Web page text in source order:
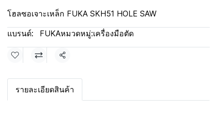
โฮลซอเจาะเหล็ก FUKA SKH51 HOLE SAW
แบรนด์: FUKAหมวดหมู่:เครื่องมือตัด
แชร์
รายละเอียดสินค้า